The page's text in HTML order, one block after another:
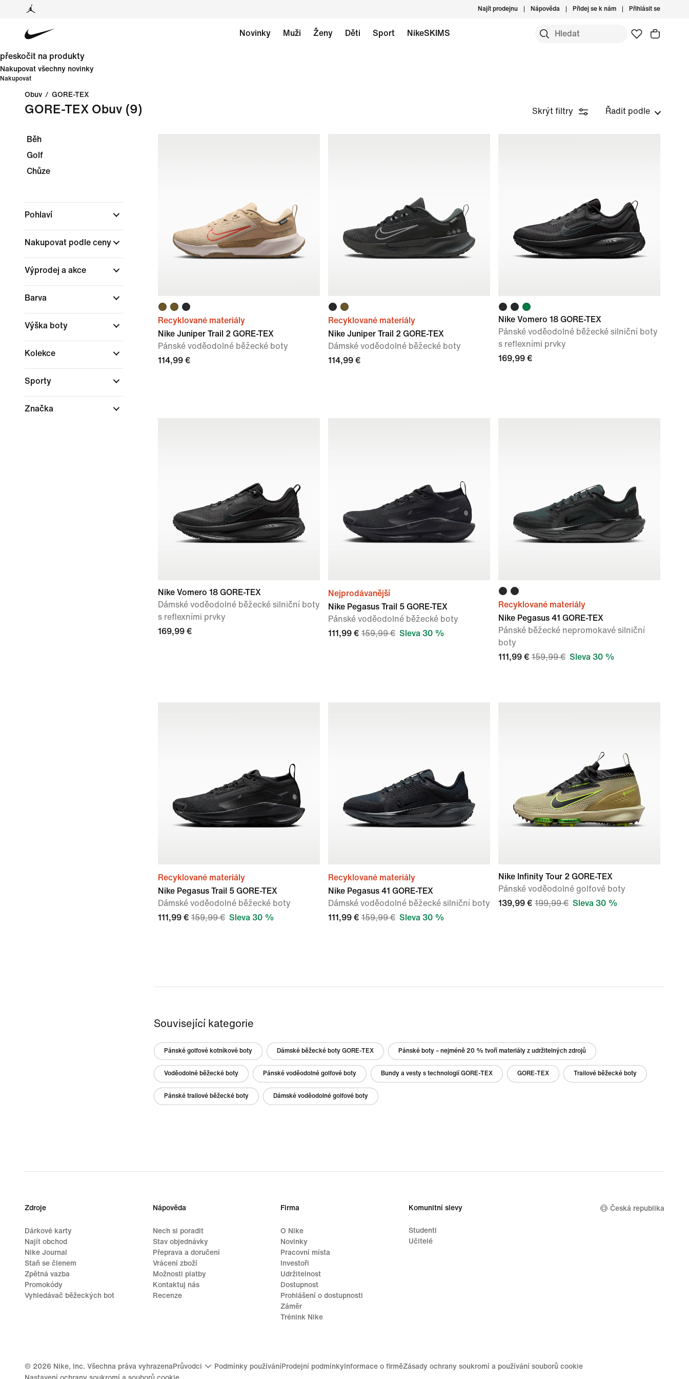
Najít prodejnu Nápověda Přidej se k nám Přihlásit se
Novinky Muži Ženy Děti Sport NikeSKIMS
přeskočit na produkty
Nakupovat všechny novinky
Nakupovat
Obuv / GORE-TEX
GORE-TEX Obuv (9) Skrýt filtry Řadit podle
Běh
Golf
Chůze
Pohlaví
Nakupovat podle ceny
Výprodej a akce
Barva
Výška boty
Kolekce
Sporty
Značka
Recyklované materiály
Nike Juniper Trail 2 GORE-TEX
Pánské voděodolné běžecké boty
114,99 €
Recyklované materiály
Nike Juniper Trail 2 GORE-TEX
Dámské voděodolné běžecké boty
114,99 €
Nike Vomero 18 GORE-TEX
Pánské voděodolné běžecké silniční boty
s reflexními prvky
169,99 €
Nike Vomero 18 GORE-TEX
Dámské voděodolné běžecké silniční boty
s reflexními prvky
169,99 €
Nejprodávanější
Nike Pegasus Trail 5 GORE-TEX
Pánské voděodolné běžecké boty
111,99 € 159,99 € Sleva 30 %
Recyklované materiály
Nike Pegasus 41 GORE-TEX
Pánské běžecké nepromokavé silniční
boty
111,99 € 159,99 € Sleva 30 %
Recyklované materiály
Nike Pegasus Trail 5 GORE-TEX
Dámské voděodolné běžecké boty
111,99 € 159,99 € Sleva 30 %
Recyklované materiály
Nike Pegasus 41 GORE-TEX
Dámské voděodolné běžecké silniční boty
111,99 € 159,99 € Sleva 30 %
Nike Infinity Tour 2 GORE-TEX
Pánské voděodolné golfové boty
139,99 € 199,99 € Sleva 30 %
Související kategorie
Pánské golfové kotníkové boty Dámské běžecké boty GORE-TEX Pánské boty – nejméně 20 % tvoří materiály z udržitelných zdrojů
Voděodolné běžecké boty Pánské voděodolné golfové boty Bundy a vesty s technologií GORE-TEX GORE-TEX Trailové běžecké boty
Pánské trailové běžecké boty Dámské voděodolné golfové boty
Zdroje
Dárkové karty
Najít obchod
Nike Journal
Staň se členem
Zpětná vazba
Promokódy
Vyhledávač běžeckých bot
Nápověda
Nech si poradit
Stav objednávky
Přeprava a doručení
Vrácení zboží
Možnosti platby
Kontaktuj nás
Recenze
Firma
O Nike
Novinky
Pracovní místa
Investoři
Udržitelnost
Dostupnost
Prohlášení o dostupnosti
Záměr
Trénink Nike
Komunitní slevy
Studenti
Učitelé
Česká republika
© 2026 Nike, Inc. Všechna práva vyhrazenaPrůvodci Podmínky používáníProdejní podmínkyInformace o firměZásady ochrany soukromí a používání souborů cookie